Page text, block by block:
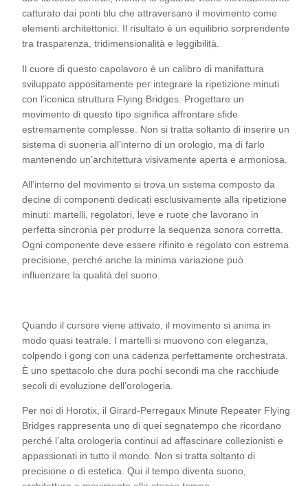
catturato dai ponti blu che attraversano il movimento come
elementi architettonici. Il risultato è un equilibrio sorprendente
tra trasparenza, tridimensionalità e leggibilità.
Il cuore di questo capolavoro è un calibro di manifattura
sviluppato appositamente per integrare la ripetizione minuti
con l’iconica struttura Flying Bridges. Progettare un
movimento di questo tipo significa affrontare sfide
estremamente complesse. Non si tratta soltanto di inserire un
sistema di suoneria all’interno di un orologio, ma di farlo
mantenendo un’architettura visivamente aperta e armoniosa.
All’interno del movimento si trova un sistema composto da
decine di componenti dedicati esclusivamente alla ripetizione
minuti: martelli, regolatori, leve e ruote che lavorano in
perfetta sincronia per produrre la sequenza sonora corretta.
Ogni componente deve essere rifinito e regolato con estrema
precisione, perché anche la minima variazione può
influenzare la qualità del suono.
Quando il cursore viene attivato, il movimento si anima in
modo quasi teatrale. I martelli si muovono con eleganza,
colpendo i gong con una cadenza perfettamente orchestrata.
È uno spettacolo che dura pochi secondi ma che racchiude
secoli di evoluzione dell’orologeria.
Per noi di Horotix, il Girard-Perregaux Minute Repeater Flying
Bridges rappresenta uno di quei segnatempo che ricordano
perché l’alta orologeria continui ad affascinare collezionisti e
appassionati in tutto il mondo. Non si tratta soltanto di
precisione o di estetica. Qui il tempo diventa suono,